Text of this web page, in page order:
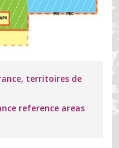
territoires de
reference areas